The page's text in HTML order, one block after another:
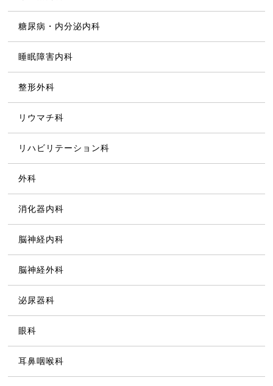
糖尿病・内分泌内科
睡眠障害内科
整形外科
リウマチ科
リハビリテーション科
外科
消化器内科
脳神経内科
脳神経外科
泌尿器科
眼科
耳鼻咽喉科